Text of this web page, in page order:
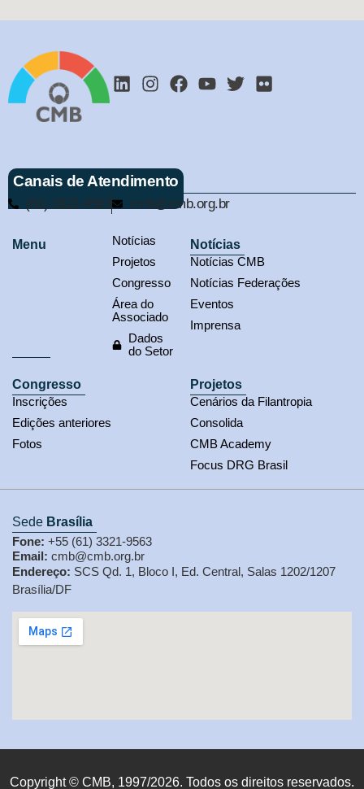
Canais de Atendimento
(61) 3321-9563 cmb@cmb.org.br
Menu
Notícias
Projetos
Congresso
Área do
Associado
Dados
do Setor
Notícias
Notícias CMB
Notícias Federações
Eventos
Imprensa
Congresso
Inscrições
Edições anteriores
Fotos
Projetos
Cenários da Filantropia
Consolida
CMB Academy
Focus DRG Brasil
Sede Brasília
Fone: +55 (61) 3321-9563
Email: cmb@cmb.org.br
Endereço: SCS Qd. 1, Bloco I, Ed. Central, Salas 1202/1207
Brasília/DF
Copyright © CMB, 1997/2026. Todos os direitos reservados.